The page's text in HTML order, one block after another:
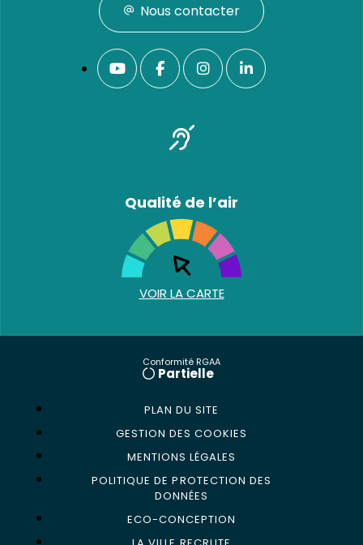
Nous contacter
Qualité de l’air
VOIR LA CARTE
Conformité RGAA
Partielle
PLAN DU SITE
GESTION DES COOKIES
MENTIONS LÉGALES
POLITIQUE DE PROTECTION DES
DONNÉES
ECO-CONCEPTION